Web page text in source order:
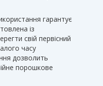
гарантує
​​із
свій первісний
часу
дозволить
порошкове